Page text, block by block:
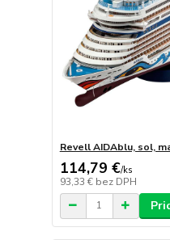
Revell AIDAblu, sol,
114,79 €/ks
93,33 € bez DPH